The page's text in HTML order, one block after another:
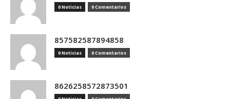
0 Noticias 0 Comentarios
857582587894858
0 Noticias 0 Comentarios
8626258572873501